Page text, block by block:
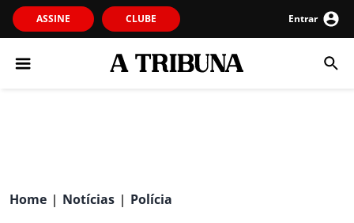
ASSINE CLUBE Entrar
Home | Notícias | Polícia